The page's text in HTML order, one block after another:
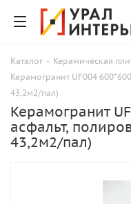
Каталог - Керамическая
Керамогранит UF004
43,2м2/пал)
Керамогранит
асфальт,
43,2м2/пал)